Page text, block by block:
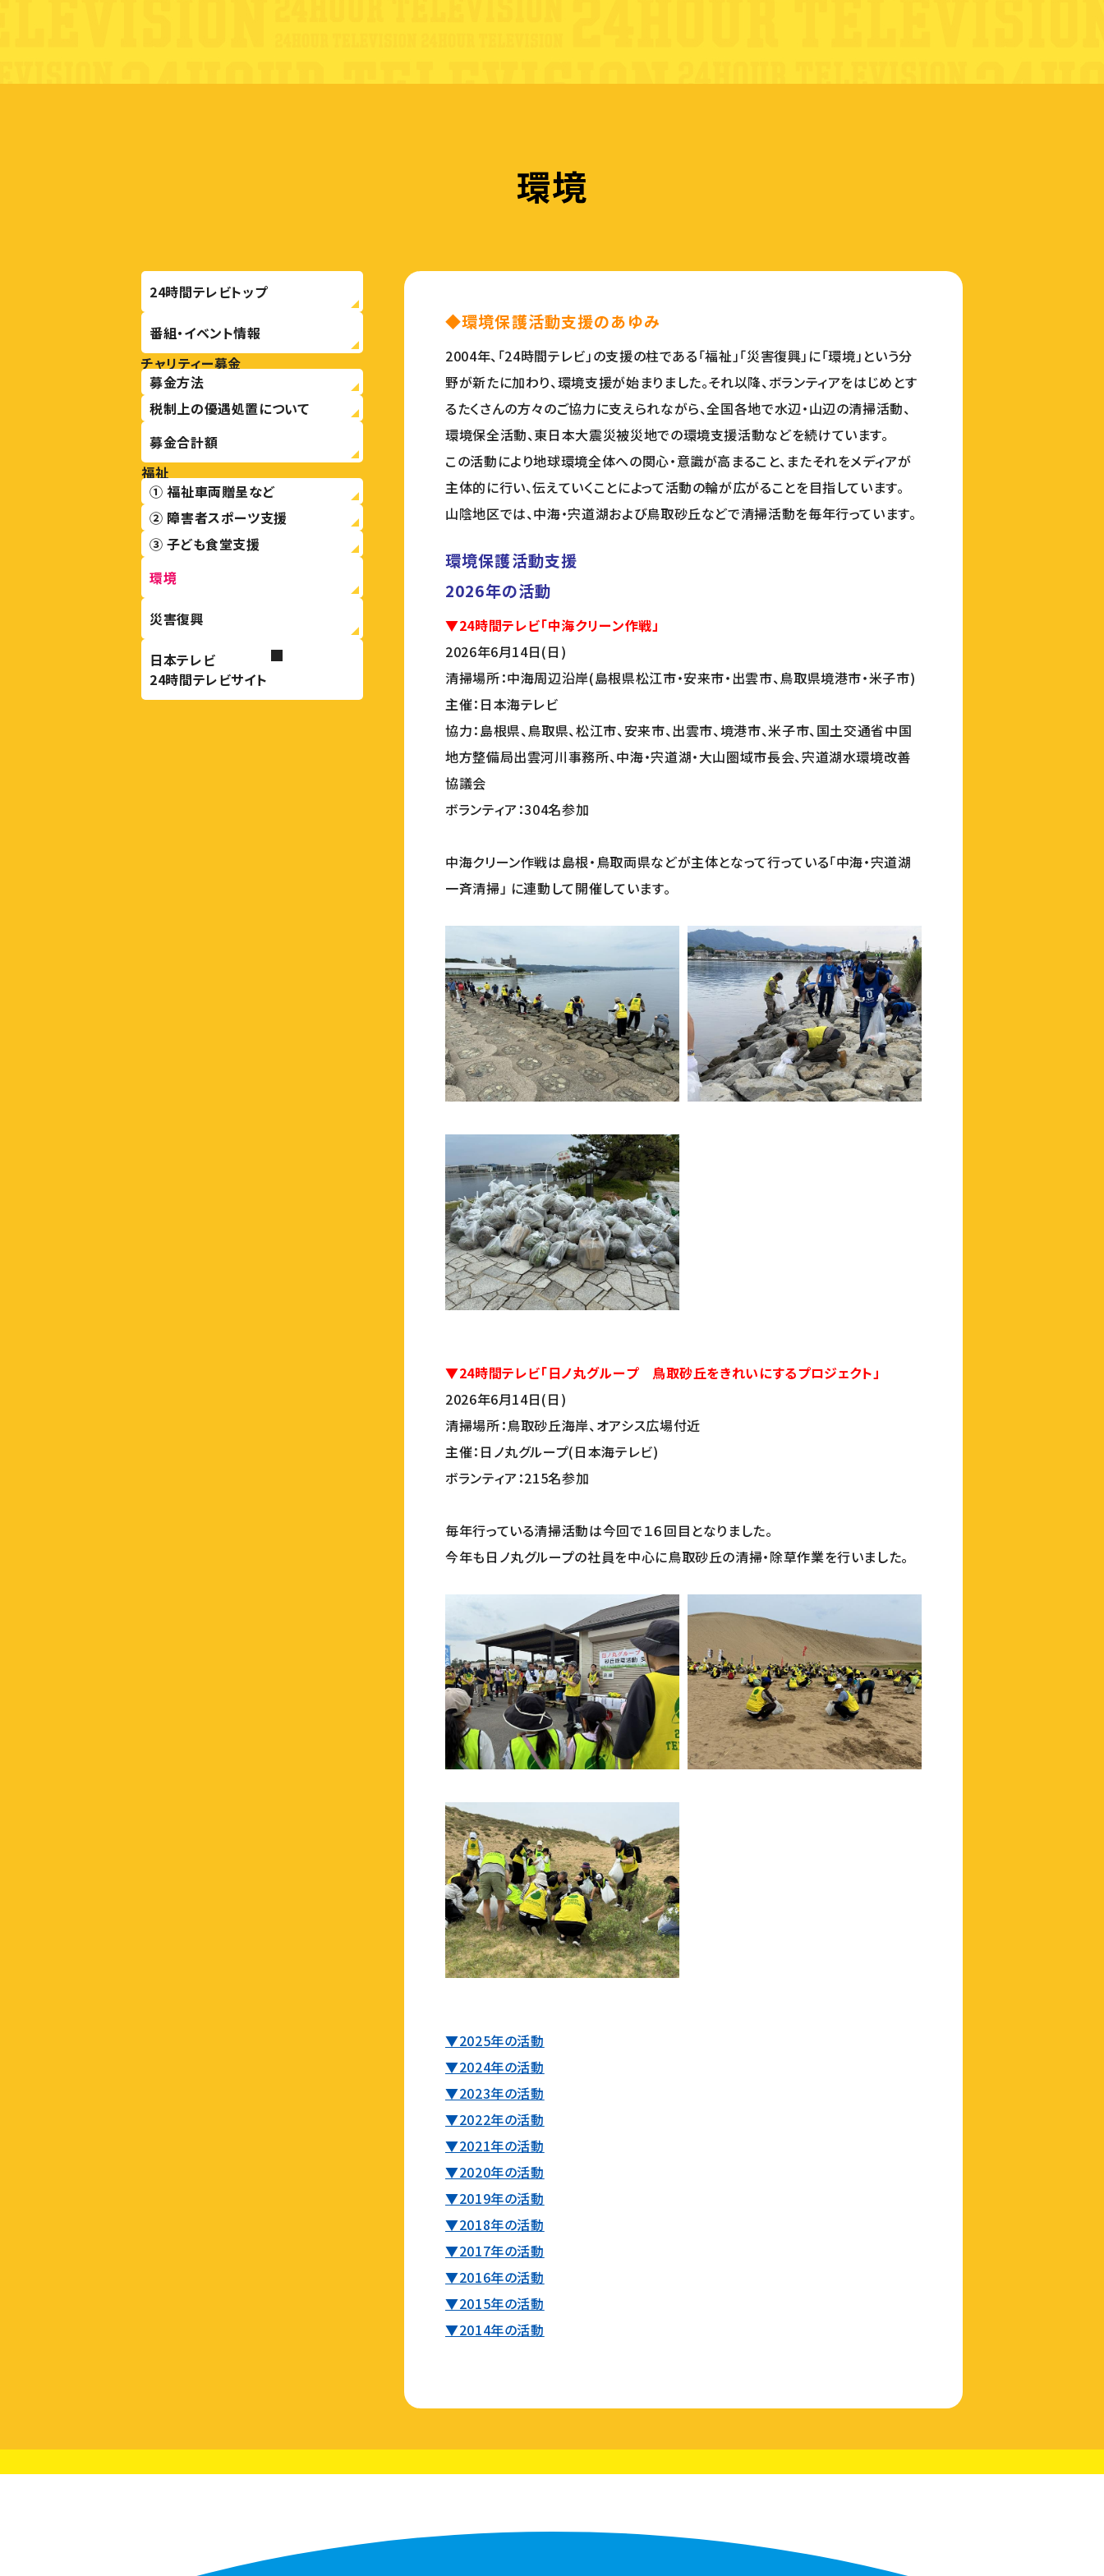
環境
24時間テレビトップ
番組・イベント情報
チャリティー募金
募金方法
税制上の優遇処置について
募金合計額
福祉
① 福祉車両贈呈など
② 障害者スポーツ支援
③ 子ども食堂支援
環境
災害復興
日本テレビ
24時間テレビサイト
◆環境保護活動支援のあゆみ
2004年、「24時間テレビ」の支援の柱である「福祉」「災害復興」に「環境」という分
野が新たに加わり、環境支援が始まりました。それ以降、ボランティアをはじめとす
るたくさんの方々のご協力に支えられながら、全国各地で水辺・山辺の清掃活動、
環境保全活動、東日本大震災被災地での環境支援活動などを続けています。
この活動により地球環境全体への関心・意識が高まること、またそれをメディアが
主体的に行い、伝えていくことによって活動の輪が広がることを目指しています。
山陰地区では、中海・宍道湖および鳥取砂丘などで清掃活動を毎年行っています。
環境保護活動支援
2026年の活動
▼24時間テレビ「中海クリーン作戦」
2026年6月14日(日)
清掃場所：中海周辺沿岸(島根県松江市・安来市・出雲市、鳥取県境港市・米子市)
主催：日本海テレビ
協力：島根県、鳥取県、松江市、安来市、出雲市、境港市、米子市、国土交通省中国
地方整備局出雲河川事務所、中海・宍道湖・大山圏域市長会、宍道湖水環境改善
協議会
ボランティア：304名参加
中海クリーン作戦は島根・鳥取両県などが主体となって行っている「中海・宍道湖
一斉清掃」 に連動して開催しています。
▼24時間テレビ「日ノ丸グループ 鳥取砂丘をきれいにするプロジェクト」
2026年6月14日(日)
清掃場所：鳥取砂丘海岸、オアシス広場付近
主催：日ノ丸グループ(日本海テレビ)
ボランティア：215名参加
毎年行っている清掃活動は今回で１６回目となりました。
今年も日ノ丸グループの社員を中心に鳥取砂丘の清掃・除草作業を行いました。
▼2025年の活動
▼2024年の活動
▼2023年の活動
▼2022年の活動
▼2021年の活動
▼2020年の活動
▼2019年の活動
▼2018年の活動
▼2017年の活動
▼2016年の活動
▼2015年の活動
▼2014年の活動